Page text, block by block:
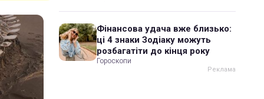
Фінансова удача вже близько:
ці 4 знаки Зодіаку можуть
розбагатіти до кінця року
Гороскопи